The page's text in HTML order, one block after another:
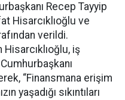
Recep Tayyip
Hisarcıklıoğlu ve
verildi.
Hisarcıklıoğlu, iş
Cumhurbaşkanı
“Finansmana erişim
yaşadığı sıkıntıları